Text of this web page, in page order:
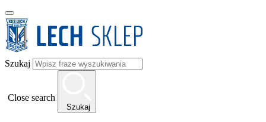
Szukaj
Close search
Szukaj